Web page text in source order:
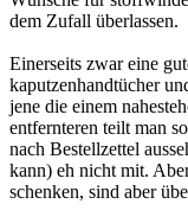
dem Zufall überlassen.
Einerseits zwar eine
kaputzenhandtücher
jene die einem
entfernteren teilt man
nach Bestellzettel
kann) eh nicht mit.
schenken, sind aber